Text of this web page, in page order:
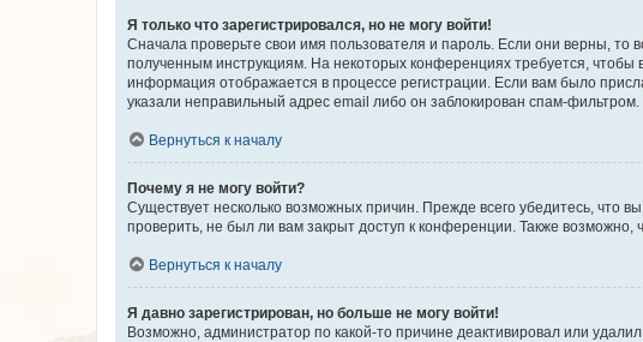
Я только что зарегистрировался, но не могу войти!
Сначала проверьте свои имя пользователя и пароль. Если они верны, то
полученным инструкциям. На некоторых конференциях требуется,
информация отображается в процессе регистрации. Если вам было
указали неправильный адрес email либо он заблокирован спам-
Вернуться к началу
Почему я не могу войти?
Существует несколько возможных причин. Прежде всего убедитесь, что
проверить, не был ли вам закрыт доступ к конференции. Также
Вернуться к началу
Я давно зарегистрирован, но больше не могу войти!
Возможно, администратор по какой-то причине деактивировал или